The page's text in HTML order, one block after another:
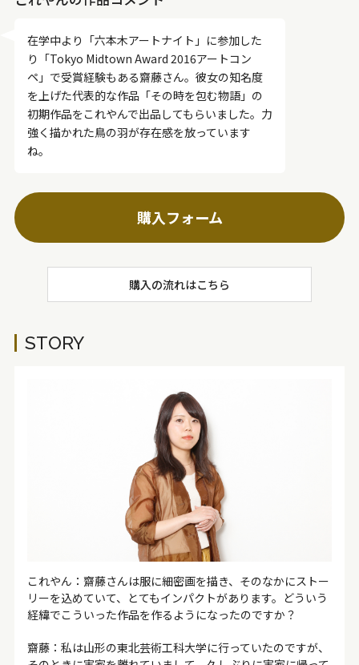
在学中より「六本木アートナイト」に参加した
り「Tokyo Midtown Award 2016アートコン
ペ」で受賞経験もある齋藤さん。彼女の知名度
を上げた代表的な作品「その時を包む物語」の
初期作品をこれやんで出品してもらいました。力
強く描かれた鳥の羽が存在感を放っています
ね。
購入フォーム
購入の流れはこちら
STORY
これやん：齋藤さんは服に細密画を描き、そのなかにストー
リーを込めていて、とてもインパクトがあります。どういう
経緯でこういった作品を作るようになったのですか？
齋藤：私は山形の東北芸術工科大学に行っていたのですが、